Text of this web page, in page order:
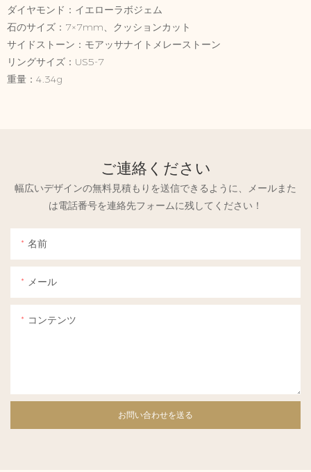
ダイヤモンド：イエローラボジェム
石のサイズ：7×7mm、クッションカット
サイドストーン：モアッサナイトメレーストーン
リングサイズ：US5-7
重量：4.34g
ご連絡ください
幅広いデザインの無料見積もりを送信できるように、メールまた
は電話番号を連絡先フォームに残してください！
名前
メール
コンテンツ
お問い合わせを送る